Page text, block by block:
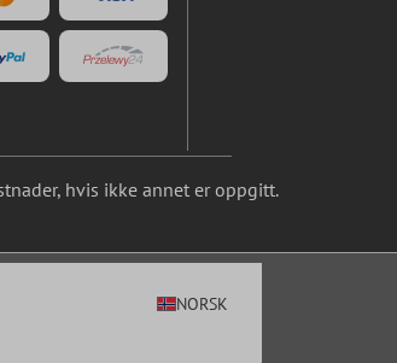
hvis ikke annet er oppgitt.
NORSK